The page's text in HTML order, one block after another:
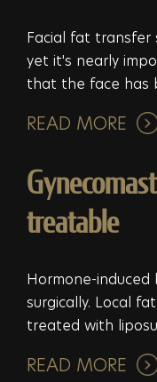
Facial fat transfer
yet it's nearly
that the face has
READ MORE
treatable
Hormone-
surgically. Local
treated with
READ MORE